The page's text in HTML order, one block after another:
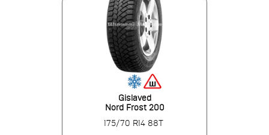
Gislaved
Nord Frost 200
175/70 R14 88T